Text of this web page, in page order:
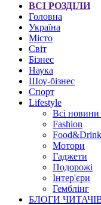
ВСІ РОЗДІЛИ
Головна
Україна
Місто
Світ
Бізнес
Наука
Шоу-бізнес
Спорт
Lifestyle
Всі новини
Fashion
Мотори
Гаджети
Подорожі
Інтер'єри
Гемблінг
БЛОГИ